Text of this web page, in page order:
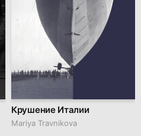
Крушение Италии
Mariya Travnikova